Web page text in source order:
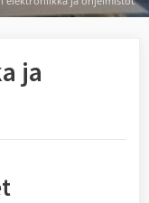
ja